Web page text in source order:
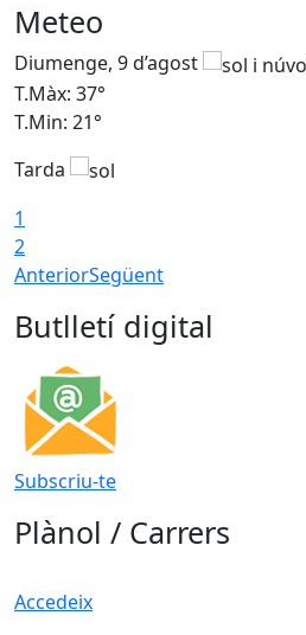
Meteo
Diumenge, 9 d’agost
T.Màx: 37°
T.Min: 21°
Tarda
1
2
AnteriorSegüent
Butlletí digital
Subscriu-te
Plànol / Carrers
Accedeix